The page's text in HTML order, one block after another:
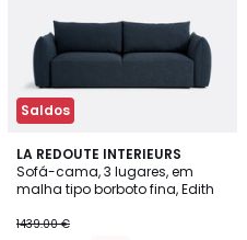
Saldos
LA REDOUTE INTERIEURS
Sofá-cama, 3 lugares, em
malha tipo borboto fina, Edith
1439.00 €
3
Cores